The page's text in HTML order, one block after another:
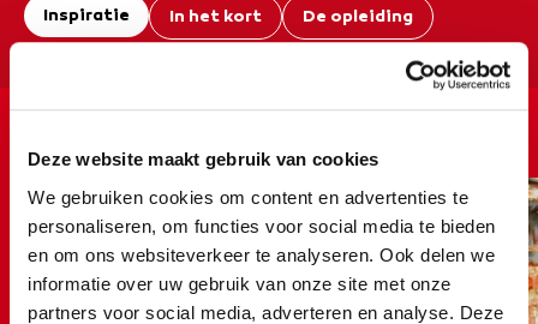
Deze website maakt gebruik van cookies
We gebruiken cookies om content en advertenties te
personaliseren, om functies voor social media te bieden
en om ons websiteverkeer te analyseren. Ook delen we
informatie over uw gebruik van onze site met onze
partners voor social media, adverteren en analyse. Deze
Inspiratie In het kort De opleiding
Even verder kijken bij onze
gastheren en -vrouwen